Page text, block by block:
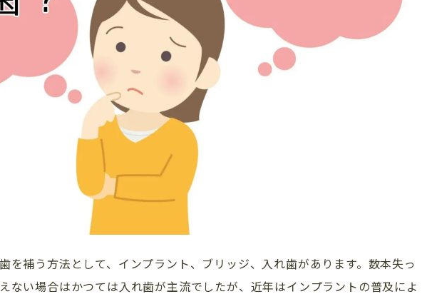
を補う方法として、インプラント、ブリッジ、入れ歯があります。数本失っ
ない場合はかつては入れ歯が主流でしたが、近年はインプラントの普及によ